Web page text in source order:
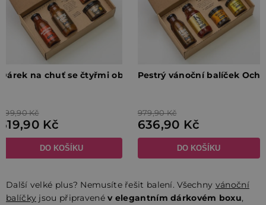
Další velké plus? Nemusíte řešit balení. Všechny vánoční
balíčky jsou připravenév elegantním dárkovém boxu,